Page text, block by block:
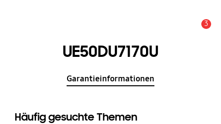
3
UE50DU7170U
Garantieinformationen
Häufig gesuchte Themen